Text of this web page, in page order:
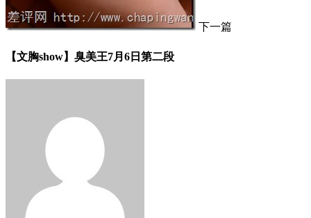
下一篇
【文胸show】臭美王7月6日第二段